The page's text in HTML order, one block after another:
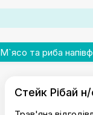
М`ясо та риба
Стейк Рібай